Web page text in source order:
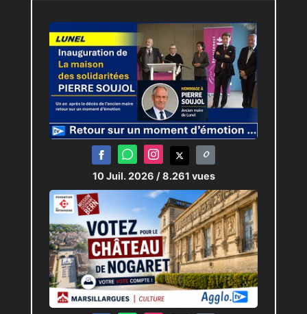
personnages, elle a séduit
petits et grands. A l’initiative
de cet évènement, une
citoyenne de Saint-Just,
Stéphanie Wucher, maman
dynamique qui manifestement
a eu une très bonne idée.
ClaudiaetAntoine
Montage :Claudiaet PJL
10 Juil. 2026 / 8.261 vues